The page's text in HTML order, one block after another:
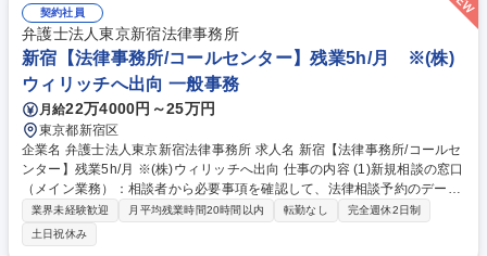
教わります。まずは1つの案件を先輩社員と共同で担当し、将来的には弁
護士の指揮の元に1人で案件を担当します。1人あたりの案件数は、平均1
5～20件程度を想定しております。 募集職種 【東京】金融事務（相続関連
業務）/年間休日130日以上/転勤無
契約社員
弁護士法人東京新宿法律事務所
新宿【法律事務所/コールセンター】残業5h/月 ※(株)
ウィリッチへ出向 一般事務
月給22万4000円～25万円
東京都新宿区
企業名 弁護士法人東京新宿法律事務所 求人名 新宿【法律事務所/コールセ
ンター】残業5h/月 ※(株)ウィリッチへ出向 仕事の内容 (1)新規相談の窓口
（メイン業務）：相談者から必要事項を確認して、法律相談予約のデータ
ベースを作成 (2)裁判所や依頼者からの一次受け (3)その他、メールやLIN
Eの問合せ対応 1人あたり、(1)の電話は5～10件程,(2)の電話は10件～20
件ほど対応します。 残業は平均して月5時間程度です。ほとんど定時で退
業界未経験歓迎 月平均残業時間20時間以内 転勤なし
完全週休2日制
土日祝休み